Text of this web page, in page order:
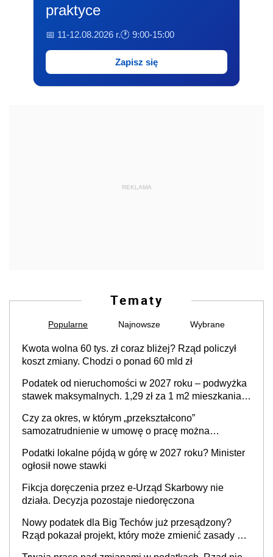
praktyce
📅 11-12.08.2026 r.🕐 9:00-15:00
Zapisz się
REKLAMA
Tematy
Popularne Najnowsze Wybrane
Kwota wolna 60 tys. zł coraz bliżej? Rząd policzył
koszt zmiany. Chodzi o ponad 60 mld zł
Podatek od nieruchomości w 2027 roku – podwyżka
stawek maksymalnych. 1,29 zł za 1 m2 mieszkania,
prowadzeniem działalności gospodarczej
Czy za okres, w którym „przekształcono”
samozatrudnienie w umowę o pracę można
cywilnoprawnej jedynym racjonalnym wyjściem
Podatki lokalne pójdą w górę w 2027 roku? Minister
ogłosił nowe stawki
Fikcja doręczenia przez e-Urząd Skarbowy nie
działa. Decyzja pozostaje niedoręczona
Nowy podatek dla Big Techów już przesądzony?
Rząd pokazał projekt, który może zmienić zasady gry